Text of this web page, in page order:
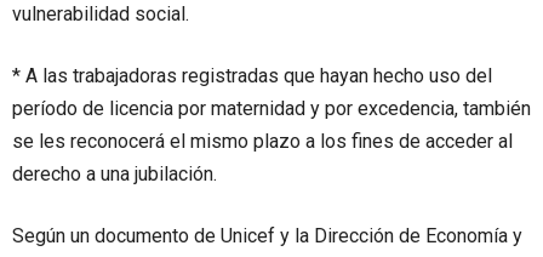
vulnerabilidad social.
* A las trabajadoras registradas que hayan hecho uso del
período de licencia por maternidad y por excedencia, también
se les reconocerá el mismo plazo a los fines de acceder al
derecho a una jubilación.
Según un documento de Unicef y la Dirección de Economía y